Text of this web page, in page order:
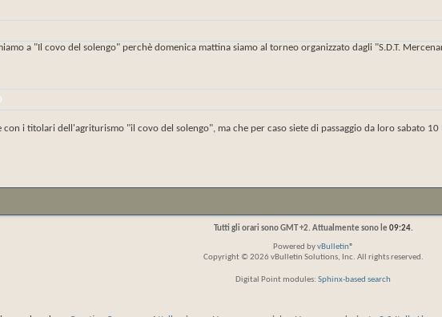
a "Il covo del solengo" perchè domenica mattina siamo al torneo organizzato dagli "S.D.T.
i titolari dell'agriturismo "il covo del solengo", ma che per caso siete di passaggio da loro sabato 10
Tutti gli orari sono GMT +2. Attualmente sono le 09:24.
Powered byvBulletin®
Copyright © 2026 vBulletin Solutions, Inc. All rights reserved.
Digital Point modules: Sphinx-based search